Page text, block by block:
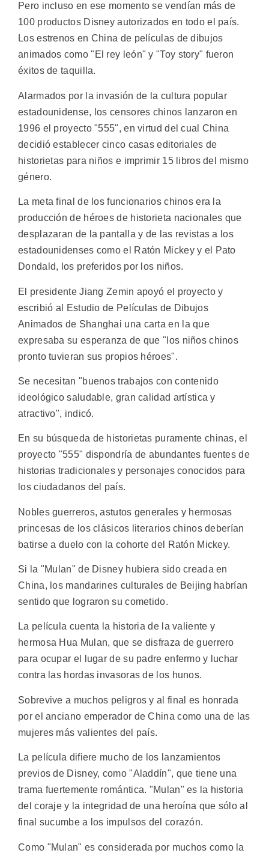
Pero incluso en ese momento se vendían más de
100 productos Disney autorizados en todo el país.
Los estrenos en China de películas de dibujos
animados como "El rey león" y "Toy story" fueron
éxitos de taquilla.
Alarmados por la invasión de la cultura popular
estadounidense, los censores chinos lanzaron en
1996 el proyecto "555", en virtud del cual China
decidió establecer cinco casas editoriales de
historietas para niños e imprimir 15 libros del mismo
género.
La meta final de los funcionarios chinos era la
producción de héroes de historieta nacionales que
desplazaran de la pantalla y de las revistas a los
estadounidenses como el Ratón Mickey y el Pato
Dondald, los preferidos por los niños.
El presidente Jiang Zemin apoyó el proyecto y
escribió al Estudio de Películas de Dibujos
Animados de Shanghai una carta en la que
expresaba su esperanza de que "los niños chinos
pronto tuvieran sus propios héroes".
Se necesitan "buenos trabajos con contenido
ideológico saludable, gran calidad artística y
atractivo", indicó.
En su búsqueda de historietas puramente chinas, el
proyecto "555" dispondría de abundantes fuentes de
historias tradicionales y personajes conocidos para
los ciudadanos del país.
Nobles guerreros, astutos generales y hermosas
princesas de los clásicos literarios chinos deberían
batirse a duelo con la cohorte del Ratón Mickey.
Si la "Mulan" de Disney hubiera sido creada en
China, los mandarines culturales de Beijing habrían
sentido que lograron su cometido.
La película cuenta la historia de la valiente y
hermosa Hua Mulan, que se disfraza de guerrero
para ocupar el lugar de su padre enfermo y luchar
contra las hordas invasoras de los hunos.
Sobrevive a muchos peligros y al final es honrada
por el anciano emperador de China como una de las
mujeres más valientes del país.
La película difiere mucho de los lanzamientos
previos de Disney, como "Aladdín", que tiene una
trama fuertemente romántica. "Mulan" es la historia
del coraje y la integridad de una heroína que sólo al
final sucumbe a los impulsos del corazón.
Como "Mulan" es considerada por muchos como la